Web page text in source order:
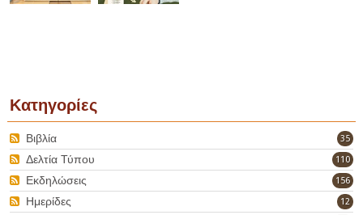
Κατηγορίες
35
Βιβλία
110
Δελτία Τύπου
156
Εκδηλώσεις
12
Ημερίδες